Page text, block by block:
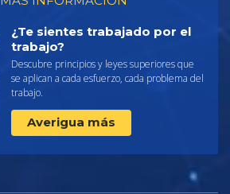
¿Te sientes trabajado por el
trabajo?
Descubre principios y leyes superiores que
se aplican a cada esfuerzo, cada problema del
trabajo.
Averigua más